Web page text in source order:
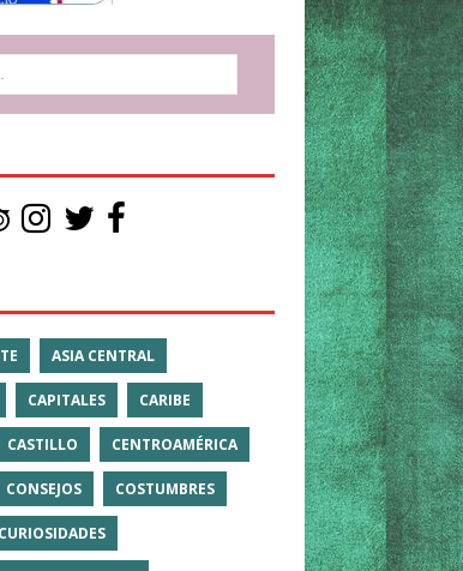
ASIA CENTRAL
CAPITALES CARIBE
CASTILLO CENTROAMÉRICA
CONSEJOS COSTUMBRES
CURIOSIDADES